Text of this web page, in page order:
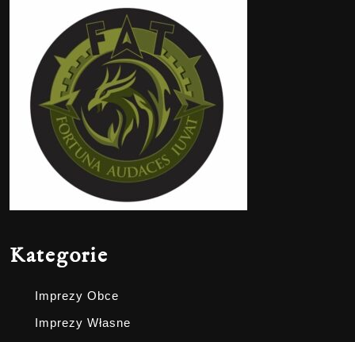
Kategorie
Imprezy Obce
Imprezy Własne